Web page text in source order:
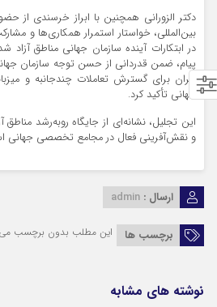
دکتر الزورانی همچنین با ابراز خرسندی از
بین‌المللی، خواستار استمرار همکاری‌ها و
در ابتکارات آینده سازمان جهانی مناطق
پیام، ضمن قدردانی از حسن توجه سازمان
ایران برای گسترش تعاملات چندجانبه و
جهانی تأکید کرد.
این تجلیل، نشانه‌ای از جایگاه رو‌به‌رشد مناطق
و نقش‌آفرینی فعال در مجامع تخصصی جهانی
ارسال : admin
برچسب ها این مطلب بدون برچسب
نوشته های مشابه